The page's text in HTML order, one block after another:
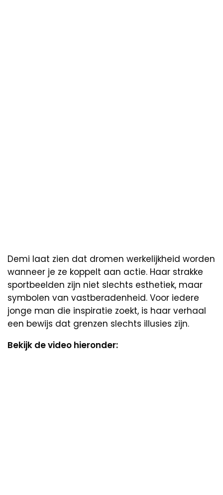
Demi laat zien dat dromen werkelijkheid worden
wanneer je ze koppelt aan actie. Haar strakke
sportbeelden zijn niet slechts esthetiek, maar
symbolen van vastberadenheid. Voor iedere
jonge man die inspiratie zoekt, is haar verhaal
een bewijs dat grenzen slechts illusies zijn.
Bekijk de video hieronder: